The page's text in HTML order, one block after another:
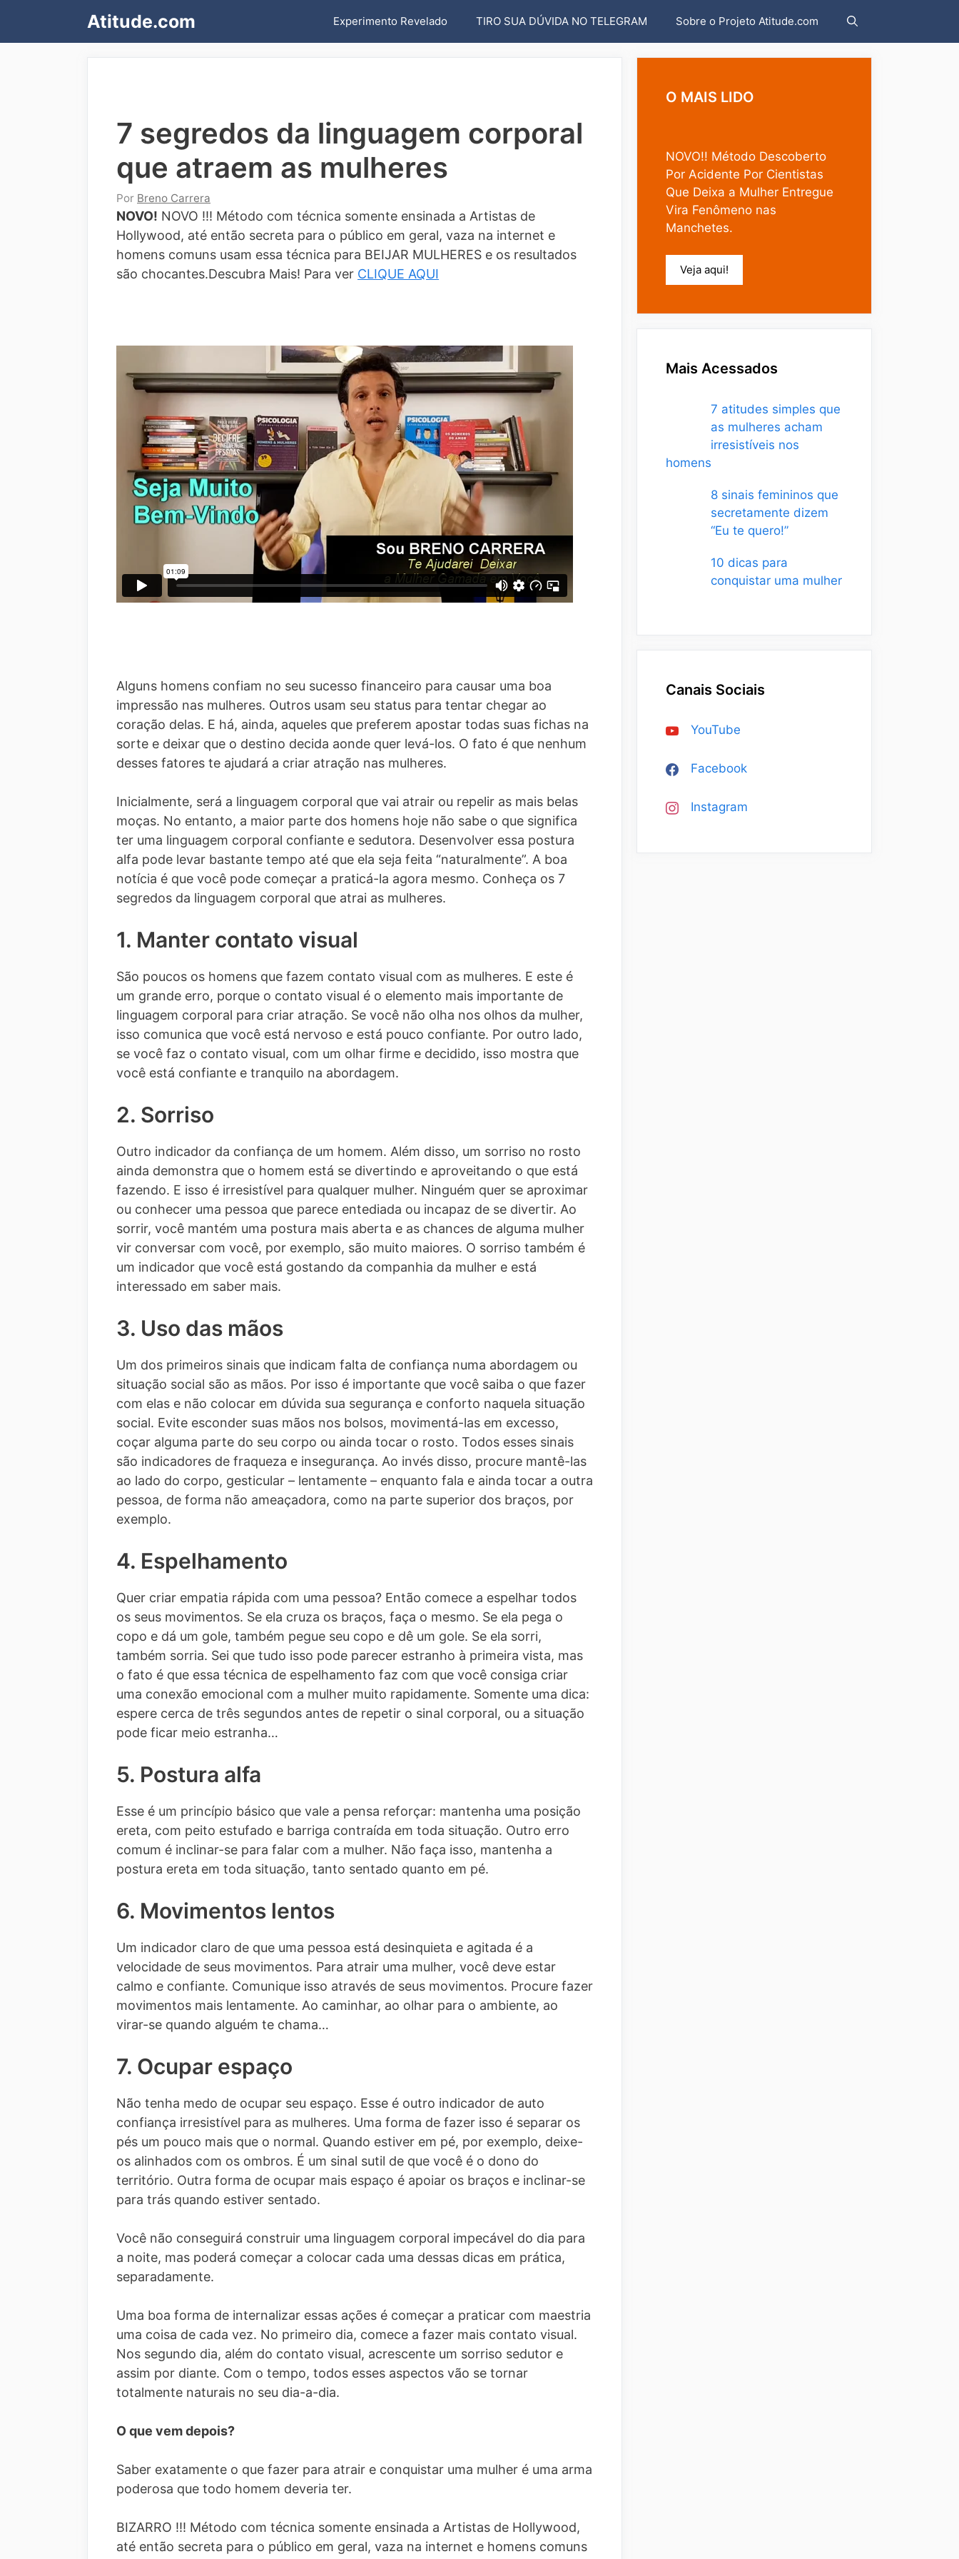
o
Atitude.com Experimento Revelado TIRO SUA DÚVIDA NO TELEGRAM Sobre o Projeto Atitude.com
7 segredos da linguagem corporal
que atraem as mulheres
Por Breno Carrera
NOVO! NOVO !!! Método com técnica somente ensinada a Artistas de
Hollywood, até então secreta para o público em geral, vaza na internet e
homens comuns usam essa técnica para BEIJAR MULHERES e os resultados
são chocantes.Descubra Mais! Para ver CLIQUE AQUI
Alguns homens confiam no seu sucesso financeiro para causar uma boa
impressão nas mulheres. Outros usam seu status para tentar chegar ao
coração delas. E há, ainda, aqueles que preferem apostar todas suas fichas na
sorte e deixar que o destino decida aonde quer levá-los. O fato é que nenhum
desses fatores te ajudará a criar atração nas mulheres.
Inicialmente, será a linguagem corporal que vai atrair ou repelir as mais belas
moças. No entanto, a maior parte dos homens hoje não sabe o que significa
ter uma linguagem corporal confiante e sedutora. Desenvolver essa postura
alfa pode levar bastante tempo até que ela seja feita “naturalmente”. A boa
notícia é que você pode começar a praticá-la agora mesmo. Conheça os 7
segredos da linguagem corporal que atrai as mulheres.
1. Manter contato visual
São poucos os homens que fazem contato visual com as mulheres. E este é
um grande erro, porque o contato visual é o elemento mais importante de
linguagem corporal para criar atração. Se você não olha nos olhos da mulher,
isso comunica que você está nervoso e está pouco confiante. Por outro lado,
se você faz o contato visual, com um olhar firme e decidido, isso mostra que
você está confiante e tranquilo na abordagem.
2. Sorriso
Outro indicador da confiança de um homem. Além disso, um sorriso no rosto
ainda demonstra que o homem está se divertindo e aproveitando o que está
fazendo. E isso é irresistível para qualquer mulher. Ninguém quer se aproximar
ou conhecer uma pessoa que parece entediada ou incapaz de se divertir. Ao
sorrir, você mantém uma postura mais aberta e as chances de alguma mulher
vir conversar com você, por exemplo, são muito maiores. O sorriso também é
um indicador que você está gostando da companhia da mulher e está
interessado em saber mais.
3. Uso das mãos
Um dos primeiros sinais que indicam falta de confiança numa abordagem ou
situação social são as mãos. Por isso é importante que você saiba o que fazer
com elas e não colocar em dúvida sua segurança e conforto naquela situação
social. Evite esconder suas mãos nos bolsos, movimentá-las em excesso,
coçar alguma parte do seu corpo ou ainda tocar o rosto. Todos esses sinais
são indicadores de fraqueza e insegurança. Ao invés disso, procure mantê-las
ao lado do corpo, gesticular – lentamente – enquanto fala e ainda tocar a outra
pessoa, de forma não ameaçadora, como na parte superior dos braços, por
exemplo.
4. Espelhamento
Quer criar empatia rápida com uma pessoa? Então comece a espelhar todos
os seus movimentos. Se ela cruza os braços, faça o mesmo. Se ela pega o
copo e dá um gole, também pegue seu copo e dê um gole. Se ela sorri,
também sorria. Sei que tudo isso pode parecer estranho à primeira vista, mas
o fato é que essa técnica de espelhamento faz com que você consiga criar
uma conexão emocional com a mulher muito rapidamente. Somente uma dica:
espere cerca de três segundos antes de repetir o sinal corporal, ou a situação
pode ficar meio estranha…
5. Postura alfa
Esse é um princípio básico que vale a pensa reforçar: mantenha uma posição
ereta, com peito estufado e barriga contraída em toda situação. Outro erro
comum é inclinar-se para falar com a mulher. Não faça isso, mantenha a
postura ereta em toda situação, tanto sentado quanto em pé.
6. Movimentos lentos
Um indicador claro de que uma pessoa está desinquieta e agitada é a
velocidade de seus movimentos. Para atrair uma mulher, você deve estar
calmo e confiante. Comunique isso através de seus movimentos. Procure fazer
movimentos mais lentamente. Ao caminhar, ao olhar para o ambiente, ao
virar-se quando alguém te chama…
7. Ocupar espaço
Não tenha medo de ocupar seu espaço. Esse é outro indicador de auto
confiança irresistível para as mulheres. Uma forma de fazer isso é separar os
pés um pouco mais que o normal. Quando estiver em pé, por exemplo, deixe-
os alinhados com os ombros. É um sinal sutil de que você é o dono do
território. Outra forma de ocupar mais espaço é apoiar os braços e inclinar-se
para trás quando estiver sentado.
Você não conseguirá construir uma linguagem corporal impecável do dia para
a noite, mas poderá começar a colocar cada uma dessas dicas em prática,
separadamente.
Uma boa forma de internalizar essas ações é começar a praticar com maestria
uma coisa de cada vez. No primeiro dia, comece a fazer mais contato visual.
Nos segundo dia, além do contato visual, acrescente um sorriso sedutor e
assim por diante. Com o tempo, todos esses aspectos vão se tornar
totalmente naturais no seu dia-a-dia.
O que vem depois?
Saber exatamente o que fazer para atrair e conquistar uma mulher é uma arma
poderosa que todo homem deveria ter.
BIZARRO !!! Método com técnica somente ensinada a Artistas de Hollywood,
até então secreta para o público em geral, vaza na internet e homens comuns
O MAIS LIDO
NOVO!! Método Descoberto
Por Acidente Por Cientistas
Que Deixa a Mulher Entregue
Vira Fenômeno nas
Manchetes.
Veja aqui!
Mais Acessados
7 atitudes simples que
as mulheres acham
irresistíveis nos
homens
8 sinais femininos que
secretamente dizem
“Eu te quero!”
10 dicas para
conquistar uma mulher
Canais Sociais
YouTube
Facebook
Instagram